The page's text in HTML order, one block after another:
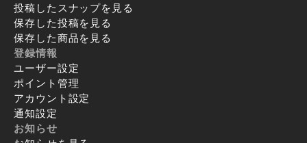
投稿したスナップを見る
保存した投稿を見る
保存した商品を見る
登録情報
ユーザー設定
ポイント管理
アカウント設定
通知設定
お知らせ